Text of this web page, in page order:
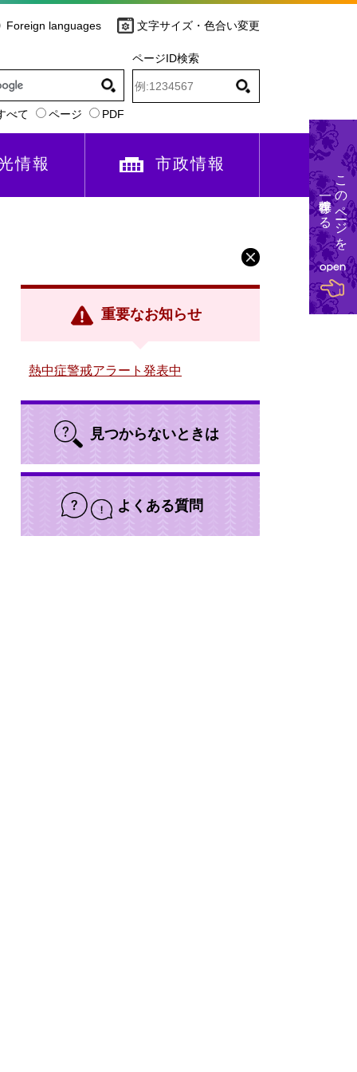
Foreign languages 文字サイズ・色合い変更
べて ページ PDF
ページID検索
情報 市政情報
重要なお知らせ
熱中症警戒アラート発表中
見つからないときは
よくある質問
このページを
一時保存する